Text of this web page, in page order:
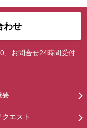
わせ
、お問合せ24時間受付
要
クエスト